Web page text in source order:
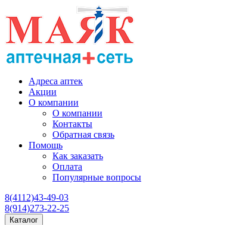
Адреса аптек
Акции
О компании
О компании
Контакты
Обратная связь
Помощь
Как заказать
Оплата
Популярные вопросы
8(4112)43-49-03
8(914)273-22-25
Каталог